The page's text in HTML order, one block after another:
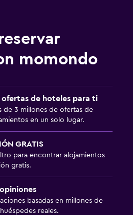
momondo
ofertas de hoteles para ti
de 3 millones de ofertas de
en un solo lugar.
GRATIS
para encontrar alojamientos
gratis.
basadas en millones de
reales.